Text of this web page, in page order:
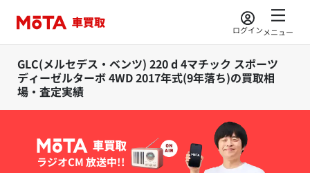
ログインメニュー
GLC(メルセデス・ベンツ) 220 d 4マチック スポーツ
ディーゼルターボ 4WD 2017年式(9年落ち)の買取相
場・査定実績
ラジオCM 放送中!!